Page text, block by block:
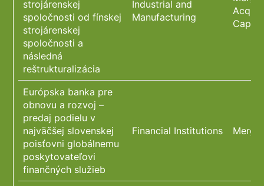
strojárenskej
spoločnosti od fínskej
strojárenskej
spoločnosti a
následná
reštrukturalizácia
Industrial and
Manufacturing
Európska banka pre
obnovu a rozvoj –
predaj podielu v
najväčšej slovenskej
poisťovni globálnemu
poskytovateľovi
finančných služieb
Financial Institutions